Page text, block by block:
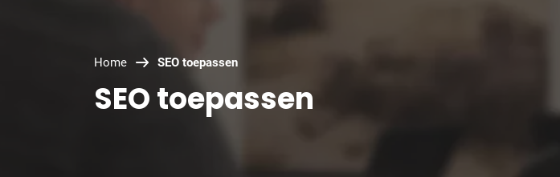
Home SEO toepassen
SEO toepassen